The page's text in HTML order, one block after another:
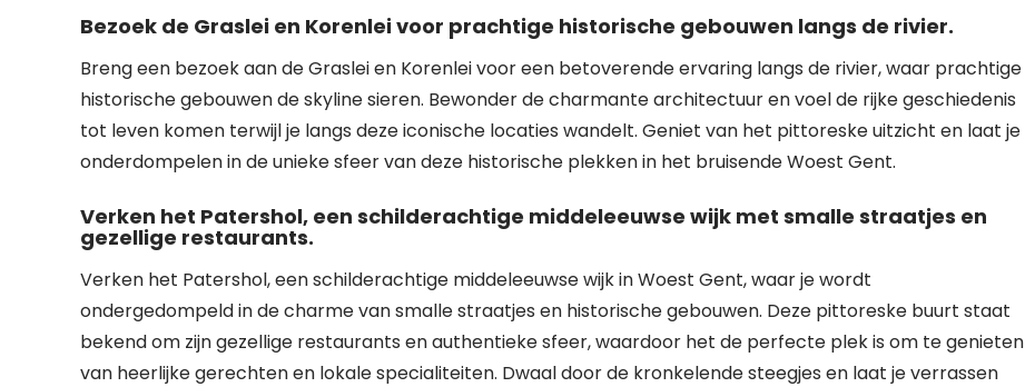
Bezoek de Graslei en Korenlei voor prachtige historische gebouwen langs de rivier.
Breng een bezoek aan de Graslei en Korenlei voor een betoverende ervaring langs de rivier, waar prachtige
historische gebouwen de skyline sieren. Bewonder de charmante architectuur en voel de rijke geschiedenis
tot leven komen terwijl je langs deze iconische locaties wandelt. Geniet van het pittoreske uitzicht en laat je
onderdompelen in de unieke sfeer van deze historische plekken in het bruisende Woest Gent.
Verken het Patershol, een schilderachtige middeleeuwse wijk met smalle straatjes en
gezellige restaurants.
Verken het Patershol, een schilderachtige middeleeuwse wijk in Woest Gent, waar je wordt
ondergedompeld in de charme van smalle straatjes en historische gebouwen. Deze pittoreske buurt staat
bekend om zijn gezellige restaurants en authentieke sfeer, waardoor het de perfecte plek is om te genieten
van heerlijke gerechten en lokale specialiteiten. Dwaal door de kronkelende steegjes en laat je verrassen